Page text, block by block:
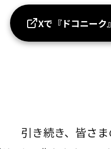
Xで『ドコニーク
引き続き、皆さ